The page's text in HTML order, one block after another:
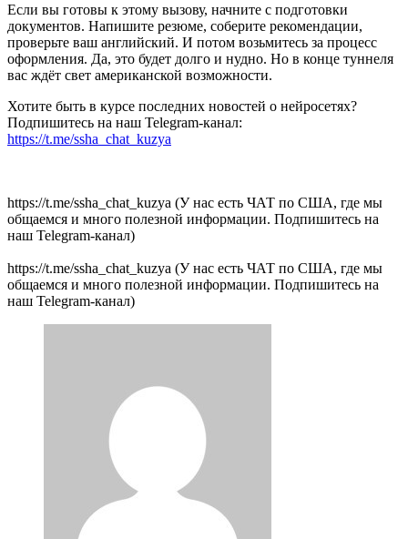
Если вы готовы к этому вызову, начните с подготовки
документов. Напишите резюме, соберите рекомендации,
проверьте ваш английский. И потом возьмитесь за процесс
оформления. Да, это будет долго и нудно. Но в конце туннеля
вас ждёт свет американской возможности.
Хотите быть в курсе последних новостей о нейросетях?
Подпишитесь на наш Telegram-канал:
https://t.me/ssha_chat_kuzya
https://t.me/ssha_chat_kuzya (У нас есть ЧАТ по США, где мы
общаемся и много полезной информации. Подпишитесь на
наш Telegram-канал)
https://t.me/ssha_chat_kuzya (У нас есть ЧАТ по США, где мы
общаемся и много полезной информации. Подпишитесь на
наш Telegram-канал)